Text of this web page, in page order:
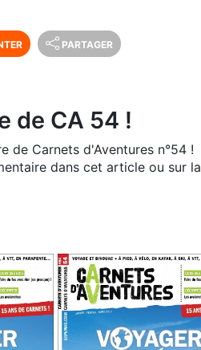
PARTAGER
de CA 54 !
de Carnets d'Aventures n°54 !
dans cet article ou sur la